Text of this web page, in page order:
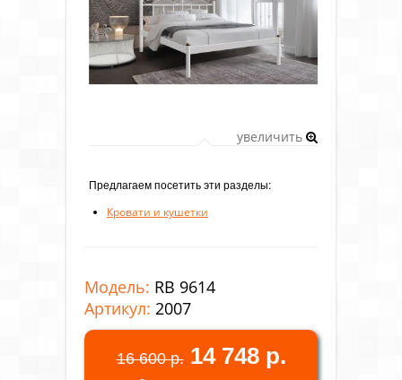
увеличить
Предлагаем посетить эти разделы:
Кровати и кушетки
Модель: RB 9614
Артикул: 2007
16 600 р. 14 748 р.